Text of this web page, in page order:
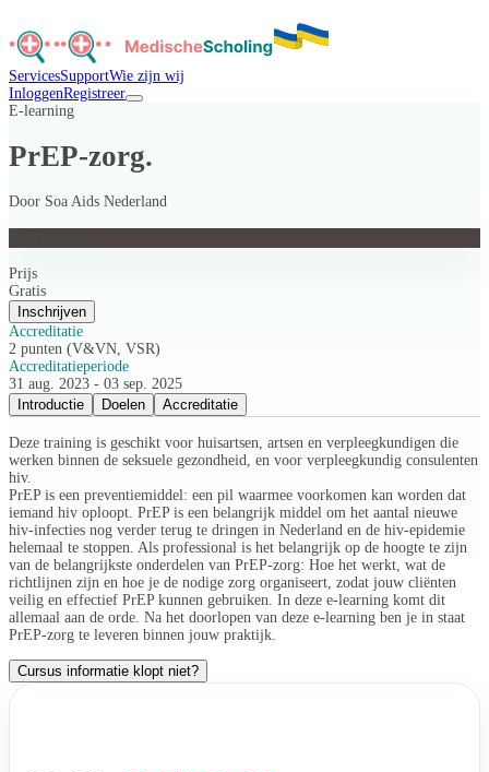
ServicesSupportWie zijn wij
InloggenRegistreer
E-learning
PrEP-zorg.
Door Soa Aids Nederland
Prijs
Gratis
Inschrijven
Accreditatie
2 punten (V&VN, VSR)
Accreditatieperiode
31 aug. 2023 - 03 sep. 2025
Introductie
Doelen Accreditatie
Deze training is geschikt voor huisartsen, artsen en verpleegkundigen die
werken binnen de seksuele gezondheid, en voor verpleegkundig consulenten
hiv.
PrEP is een preventiemiddel: een pil waarmee voorkomen kan worden dat
iemand hiv oploopt. PrEP is een belangrijk middel om het aantal nieuwe
hiv-infecties nog verder terug te dringen in Nederland en de hiv-epidemie
helemaal te stoppen. Als professional is het belangrijk op de hoogte te zijn
van de belangrijkste onderdelen van PrEP-zorg: Hoe het werkt, wat de
richtlijnen zijn en hoe je de nodige zorg organiseert, zodat jouw cliënten
veilig en effectief PrEP kunnen gebruiken. In deze e-learning komt dit
allemaal aan de orde. Na het doorlopen van deze e-learning ben je in staat
PrEP-zorg te leveren binnen jouw praktijk.
Cursus informatie klopt niet?